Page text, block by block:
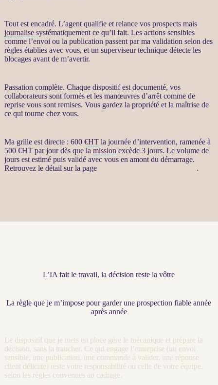
Tout est encadré. L’agentqualifie et relancevos prospectsmais
journalisesystématiquement ce qu’il fait. Les actions sensibles
comme l’envoi ou la publication passent par ma validation selon des
règles établies avec vous, et un superviseur technique détecte les
blocages avant de m’avertir.
Passation complète. Chaque dispositif est documenté, vos
collaborateurs sont formés et les manœuvres d’arrêt comme de
reprise vous sont remises. Vous gardez la propriété et la maîtrise de
ce qui tourne chez vous.
Ma grille est directe : 600 €HTla journée d’intervention, ramenée à
500 €HTpar jour dès que la mission excède 3 jours. Le volume de
jours est estimé puis validé avec vous en amont du démarrage.
Retrouvez le détail sur la page
.
L’IA fait le travail, la décision reste la vôtre
La règle que je m’impose pour garder une prospection fiable année
après année
Le dispositif que je mets en place gère le mécanique et prépare la
décision, sans la trancher. Ce qui engage l’entreprise (un envoi
sensible, une publication, une commande à valider, une réponse
client délicate) reste votre responsabilité ou celle de votre équipe,
selon les règles convenues au cadrage.